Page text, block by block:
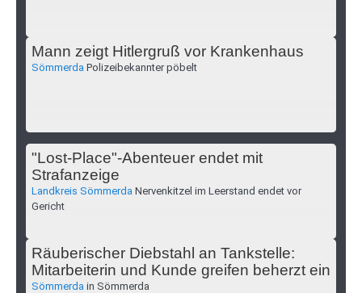
Mann zeigt Hitlergruß vor Krankenhaus
Sömmerda Polizeibekannter pöbelt
"Lost-Place"-Abenteuer endet mit
Strafanzeige
Landkreis Sömmerda Nervenkitzel im Leerstand endet vor
Gericht
Räuberischer Diebstahl an Tankstelle:
Mitarbeiterin und Kunde greifen beherzt ein
Sömmerda in Sömmerda